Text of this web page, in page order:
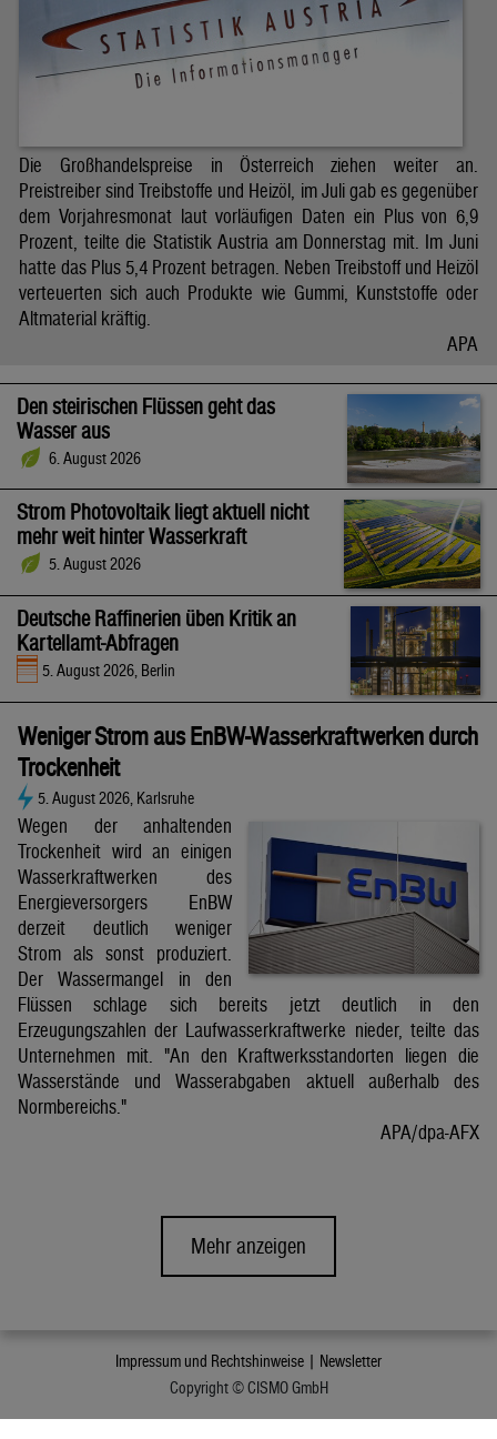
Die Großhandelspreise in Österreich ziehen weiter an.
Preistreiber sind Treibstoffe und Heizöl, im Juli gab es gegenüber
dem Vorjahresmonat laut vorläufigen Daten ein Plus von 6,9
Prozent, teilte die Statistik Austria am Donnerstag mit. Im Juni
hatte das Plus 5,4 Prozent betragen. Neben Treibstoff und Heizöl
verteuerten sich auch Produkte wie Gummi, Kunststoffe oder
Altmaterial kräftig.
APA
Den steirischen Flüssen geht das
Wasser aus
6. August 2026
Strom Photovoltaik liegt aktuell nicht
mehr weit hinter Wasserkraft
5. August 2026
Deutsche Raffinerien üben Kritik an
Kartellamt-Abfragen
5. August 2026, Berlin
Weniger Strom aus EnBW-Wasserkraftwerken durch
Trockenheit
5. August 2026, Karlsruhe
Wegen der anhaltenden
Trockenheit wird an einigen
Wasserkraftwerken des
Energieversorgers EnBW
derzeit deutlich weniger
Strom als sonst produziert.
Der Wassermangel in den
Flüssen schlage sich bereits jetzt deutlich in den
Erzeugungszahlen der Laufwasserkraftwerke nieder, teilte das
Unternehmen mit. "An den Kraftwerksstandorten liegen die
Wasserstände und Wasserabgaben aktuell außerhalb des
Normbereichs."
APA/dpa-AFX
Mehr anzeigen
Impressum und Rechtshinweise | Newsletter
Copyright © CISMO GmbH